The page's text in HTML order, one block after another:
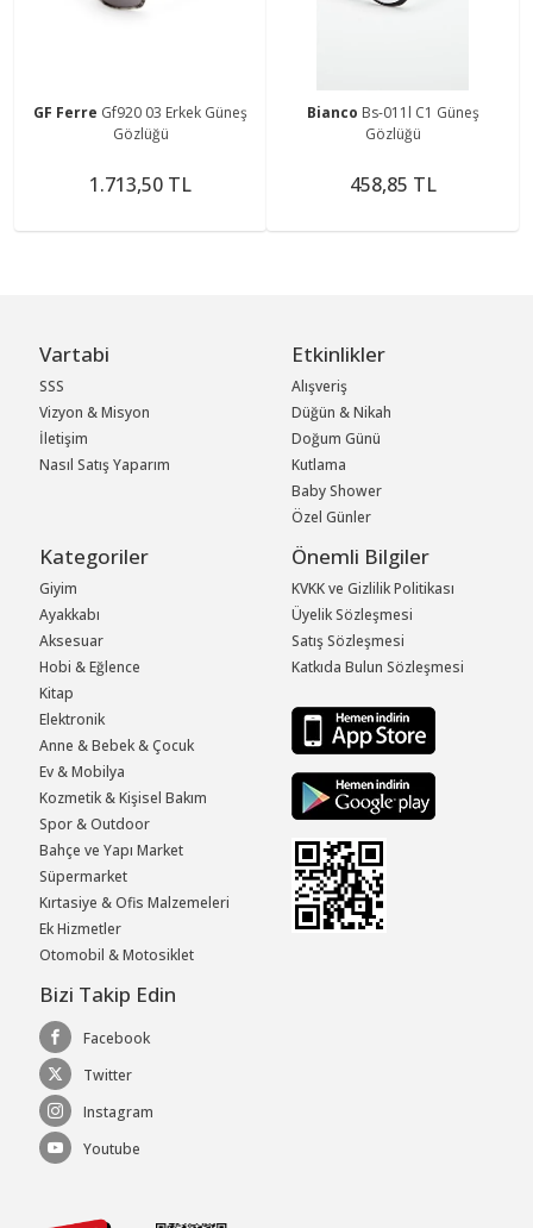
GF Ferre Gf920 03 Erkek Güneş
Gözlüğü
1.713,50 TL
Bianco Bs-011l C1 Güneş
Gözlüğü
458,85 TL
Vartabi
SSS
Vizyon & Misyon
İletişim
Nasıl Satış Yaparım
Etkinlikler
Alışveriş
Düğün & Nikah
Doğum Günü
Kutlama
Baby Shower
Özel Günler
Kategoriler
Giyim
Ayakkabı
Aksesuar
Hobi & Eğlence
Kitap
Elektronik
Anne & Bebek & Çocuk
Ev & Mobilya
Kozmetik & Kişisel Bakım
Spor & Outdoor
Bahçe ve Yapı Market
Süpermarket
Kırtasiye & Ofis Malzemeleri
Ek Hizmetler
Otomobil & Motosiklet
Önemli Bilgiler
KVKK ve Gizlilik Politikası
Üyelik Sözleşmesi
Satış Sözleşmesi
Katkıda Bulun Sözleşmesi
Bizi Takip Edin
Facebook
Twitter
Instagram
Youtube